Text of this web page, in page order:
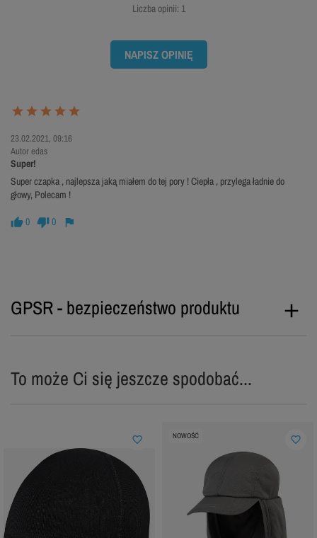
Liczba opinii: 1
NAPISZ OPINIĘ
23.02.2021, 09:16
Autor edas
Super!
Super czapka , najlepsza jaką miałem do tej pory ! Ciepła , przylega ładnie do
głowy, Polecam !
0 0
GPSR - bezpieczeństwo produktu
To może Ci się jeszcze spodobać...
favorite_border NOWOŚĆ favorite_border